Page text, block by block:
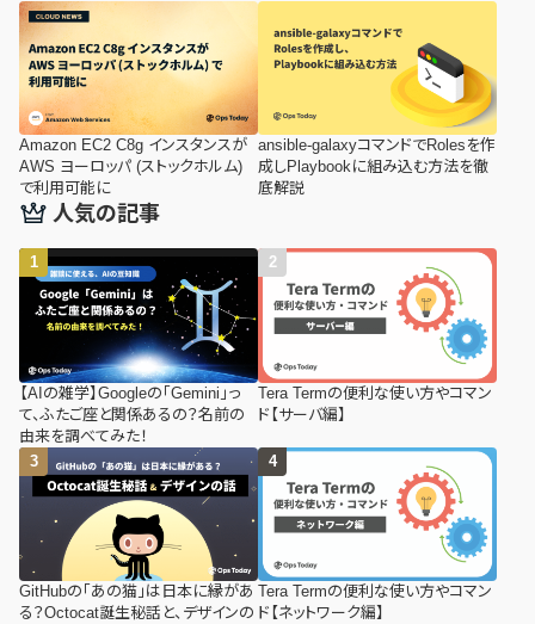
入
Amazon EC2 C8g インスタンスが
AWS ヨーロッパ (ストックホルム)
で利用可能に
ansible-galaxyコマンドでRolesを作
成しPlaybookに組み込む方法を徹
底解説
人気の記事
【AIの雑学】Googleの「Gemini」っ
て、ふたご座と関係あるの？名前の
由来を調べてみた！
Tera Termの便利な使い方やコマン
ド【サーバ編】
GitHubの「あの猫」は日本に縁があ
る？Octocat誕生秘話と、デザインの
Tera Termの便利な使い方やコマン
ド【ネットワーク編】